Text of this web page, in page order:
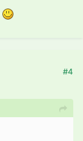
#4